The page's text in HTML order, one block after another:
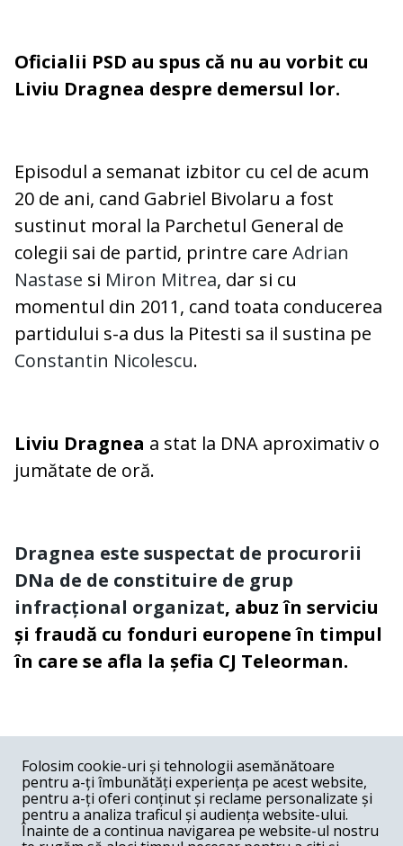
Oficialii PSD au spus că nu au vorbit cu
Liviu Dragnea despre demersul lor.
Episodul a semanat izbitor cu cel de acum
20 de ani, cand Gabriel Bivolaru a fost
sustinut moral la Parchetul General de
colegii sai de partid, printre care Adrian
Nastase si Miron Mitrea, dar si cu
momentul din 2011, cand toata conducerea
partidului s-a dus la Pitesti sa il sustina pe
Constantin Nicolescu.
Liviu Dragnea a stat la DNA aproximativ o
jumătate de oră.
Dragnea este suspectat de procurorii
DNa de de constituire de grup
infracțional organizat, abuz în serviciu
și fraudă cu fonduri europene în timpul
în care se afla la șefia CJ Teleorman.
COMENTARII
Nume
Folosim cookie-uri și tehnologii asemănătoare
pentru a-ți îmbunătăți experiența pe acest website,
pentru a-ți oferi conținut și reclame personalizate și
pentru a analiza traficul și audiența website-ului.
Înainte de a continua navigarea pe website-ul nostru